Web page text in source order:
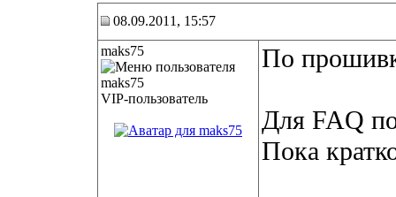
08.09.2011, 15:57
maks75
VIP-пользователь
По
Для FAQ
Пока